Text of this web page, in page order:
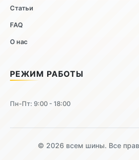
Статьи
FAQ
О нас
РЕЖИМ РАБОТЫ
Пн-Пт: 9:00 - 18:00
© 2026 всем шины. Все